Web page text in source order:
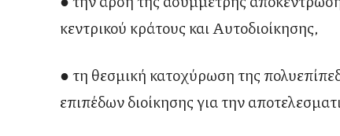
κεντρικού κράτους και Αυτοδιοίκησης,
● τη θεσμική κατοχύρωση της
επιπέδων διοίκησης για την